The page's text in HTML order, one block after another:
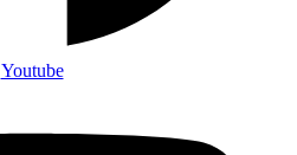
Youtube